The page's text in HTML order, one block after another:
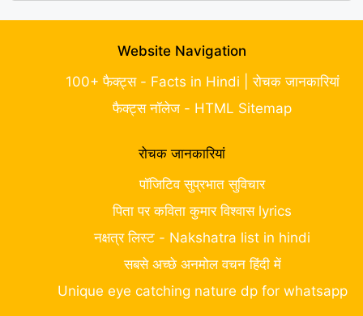
Website Navigation
100+ फैक्ट्स - Facts in Hindi | रोचक जानकारियां
फैक्ट्स नॉलेज - HTML Sitemap
रोचक जानकारियां
पॉजिटिव सुप्रभात सुविचार
पिता पर कविता कुमार विश्वास lyrics
नक्षत्र लिस्ट - Nakshatra list in hindi
सबसे अच्छे अनमोल वचन हिंदी में
Unique eye catching nature dp for whatsapp